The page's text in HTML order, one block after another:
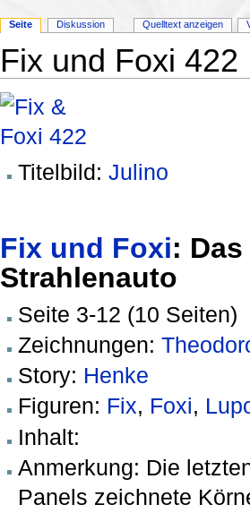
Fix und Foxi 422
Titelbild: Julino
Fix und Foxi: Das
Strahlenauto
Seite 3-12 (10 Seiten)
Zeichnungen:
Story: Henke
Figuren: Fix, Foxi,
Inhalt:
Anmerkung: Die
Panels zeichnete
Seite Diskussion Quelltext anzeigen